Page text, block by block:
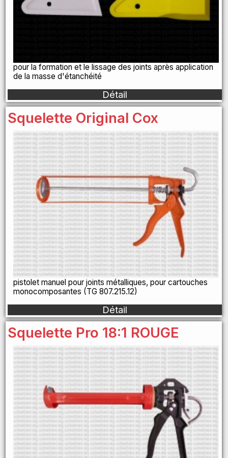
pour la formation et le lissage des joints après application
de la masse d'étanchéité
Détail
Squelette Original Cox
pistolet manuel pour joints métalliques, pour cartouches
monocomposantes (TG 807.215.12)
Détail
Squelette Pro 18:1 ROUGE